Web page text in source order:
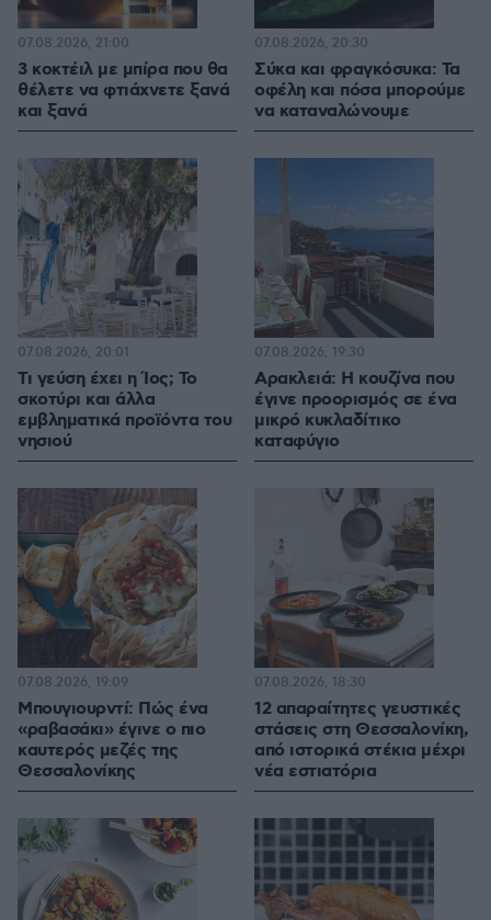
3 κοκτέιλ με μπίρα που θα
θέλετε να φτιάχνετε ξανά
και ξανά
07.08.2026, 21:00
Σύκα και φραγκόσυκα: Τα
οφέλη και πόσα μπορούμε
να καταναλώνουμε
07.08.2026, 20:30
Τι γεύση έχει η Ίος; Το
σκοτύρι και άλλα
εμβληματικά προϊόντα του
νησιού
07.08.2026, 20:01
Αρακλειά: Η κουζίνα που
έγινε προορισμός σε ένα
μικρό κυκλαδίτικο
καταφύγιο
07.08.2026, 19:30
Μπουγιουρντί: Πώς ένα
«ραβασάκι» έγινε ο πιο
καυτερός μεζές της
Θεσσαλονίκης
07.08.2026, 19:09
12 απαραίτητες γευστικές
στάσεις στη Θεσσαλονίκη,
από ιστορικά στέκια μέχρι
νέα εστιατόρια
07.08.2026, 18:30